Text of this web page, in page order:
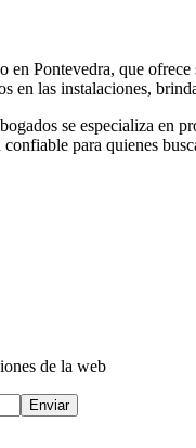
en Pontevedra, que
en las instalaciones,
se especializa en
para quienes
de la web